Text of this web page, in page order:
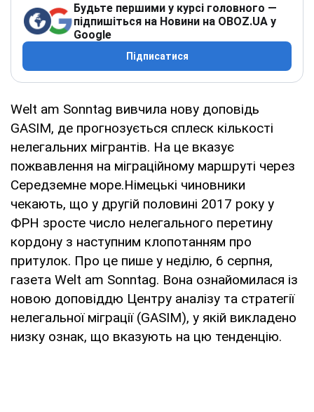
Будьте першими у курсі головного —
підпишіться на Новини на OBOZ.UA у
Google
Підписатися
Welt am Sonntag вивчила нову доповідь
GASIM, де прогнозується сплеск кількості
нелегальних мігрантів. На це вказує
пожвавлення на міграційному маршруті через
Середземне море.Німецькі чиновники
чекають, що у другій половині 2017 року у
ФРН зросте число нелегального перетину
кордону з наступним клопотанням про
притулок. Про це пише у неділю, 6 серпня,
газета Welt am Sonntag. Вона ознайомилася із
новою доповіддю Центру аналізу та стратегії
нелегальної міграції (GASIM), у якій викладено
низку ознак, що вказують на цю тенденцію.